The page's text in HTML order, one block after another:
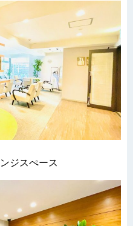
ジスぺース